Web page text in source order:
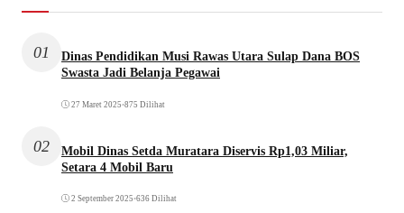
01
Dinas Pendidikan Musi Rawas Utara Sulap Dana BOS
Swasta Jadi Belanja Pegawai
27 Maret 2025 •875 Dilihat
02
Mobil Dinas Setda Muratara Diservis Rp1,03 Miliar,
Setara 4 Mobil Baru
2 September 2025 •636 Dilihat